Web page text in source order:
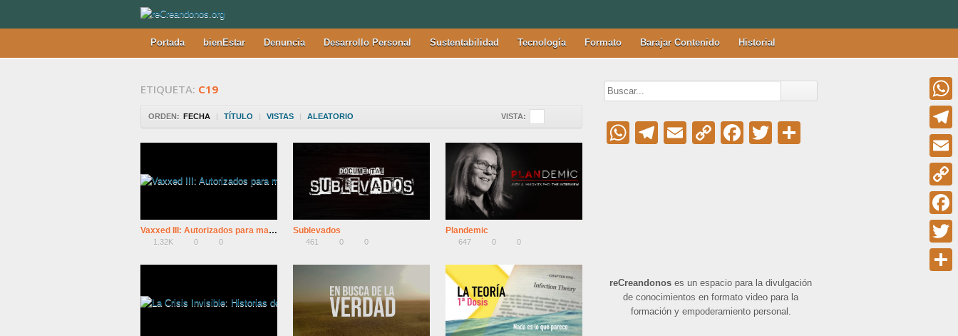
Portada bienEstar Denuncia Desarrollo Personal Sustentabilidad Tecnología Formato Barajar Contenido Historial
ETIQUETA: C19
ORDEN: FECHA | TÍTULO | VISTAS | ALEATORIO VISTA:
Vaxxed III: Autorizados para matar
1.32K 0 0
Sublevados
461 0 0
Plandemic
647 0 0
WhatsApp
Telegram
EmailCopyFacebook
Twitter
reCreandonos es un espacio para la divulgación
de conocimientos en formato video para la
formación y empoderamiento personal.
Email
Copy
Link
Twitter